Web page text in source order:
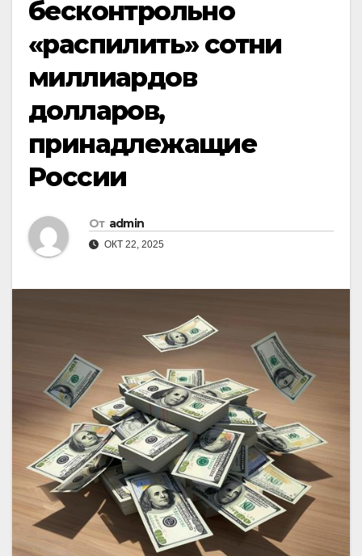
бесконтрольно
«распилить» сотни
миллиардов
долларов,
принадлежащие
России
От admin
ОКТ 22, 2025